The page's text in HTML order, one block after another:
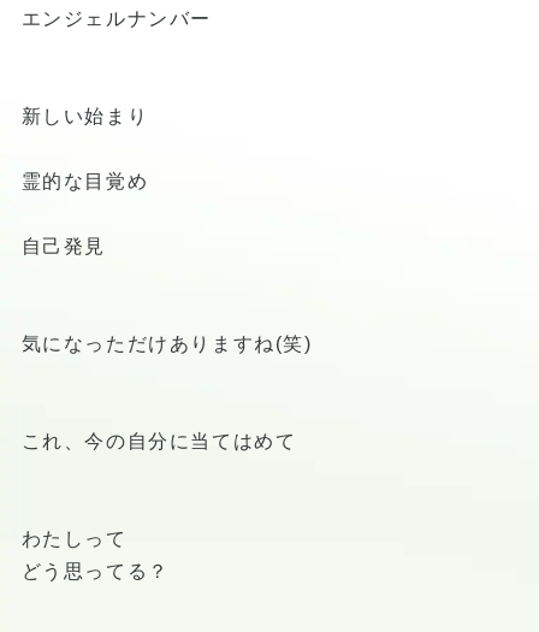
エンジェルナンバー
新しい始まり
霊的な目覚め
自己発見
気になっただけありますね(笑)
これ、今の自分に当てはめて
わたしって
どう思ってる？